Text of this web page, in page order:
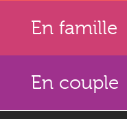
En famille
En couple